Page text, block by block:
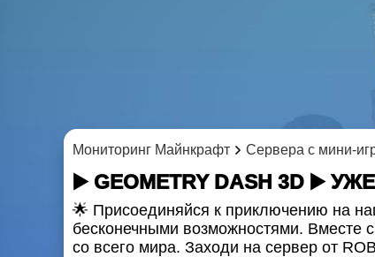
Мониторинг Майнкрафт Сервера с мини-
▶️ GEOMETRY DASH 3D ▶️
🌟 Присоединяйся к приключению на
бесконечными возможностями. Вместе
со всего мира. Заходи на сервер от